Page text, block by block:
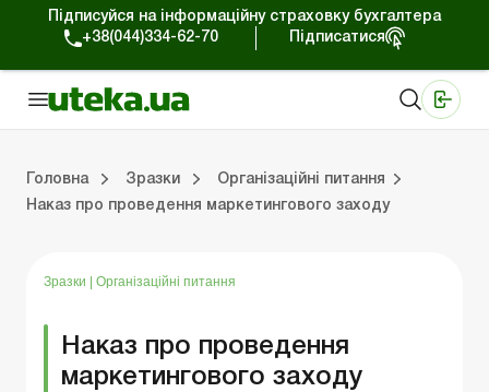
Підписуйся на інформаційну страховку бухгалтера
+38(044)334-62-70
Підписатися
Головна Зразки
Організаційні питання
Наказ про проведення маркетингового заходу
Зразки Організаційні питання
Наказ про проведення
маркетингового заходу